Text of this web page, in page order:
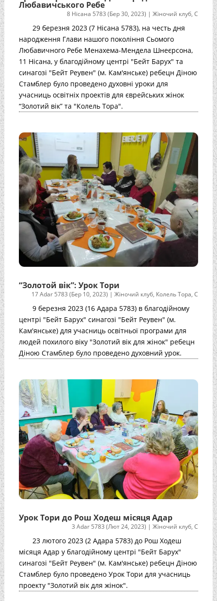
Любавичського Ребе
8 Нісана 5783 (Бер 30, 2023) |Жіночий клуб,С
29 березня 2023 (7 Нісана 5783), на честь дня
народження Глави нашого покоління Сьомого
Любавичного Ребе Менахема-Мендела Шнеєрсона,
11 Нісана, у благодійному центрі "Бейт Барух" та
синагозі "Бейт Реувен" (м. Кам'янське) ребецн Діною
Стамблер було проведено духовні уроки для
учасниць освітніх проектів для єврейських жінок
“Золотий вік” та "Колель Тора".
“Золотой вік”: Урок Тори
17 Adar 5783 (Бер 10, 2023) |Жіночий клуб, Колель Тора,С
9 березня 2023 (16 Адара 5783) в благодійному
центрі "Бейт Барух" синагозі "Бейт Реувен" (м.
Кам'янське) для учасниць освітньої програми для
людей похилого віку "Золотий вік для жінок" ребецн
Діною Стамблер було проведено духовний урок.
Урок Тори до Рош Ходеш місяця Адар
3 Adar 5783 (Лют 24, 2023) |Жіночий клуб,С
23 лютого 2023 (2 Адара 5783) до Рош Ходеш
місяця Адар у благодійному центрі "Бейт Барух"
синагозі "Бейт Реувен" (м. Кам'янське) ребецн Діною
Стамблер було проведено Урок Тори для учасниць
проекту "Золотий вік для жінок".